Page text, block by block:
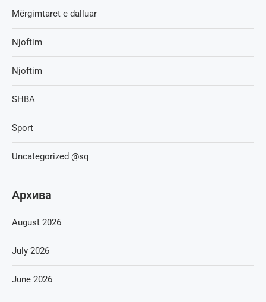
Mërgimtaret e dalluar
Njoftim
Njoftim
SHBA
Sport
Uncategorized @sq
Архива
August 2026
July 2026
June 2026